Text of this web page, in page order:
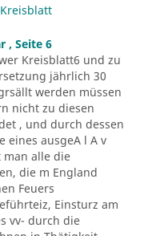
, Seite 6
Kreisblatt6 und zu
jährlich 30
werden müssen
nicht zu diesen
, und durch dessen
eines ausgeA l A v
man alle die
die m England
Feuers
Einsturz am
vv- durch die